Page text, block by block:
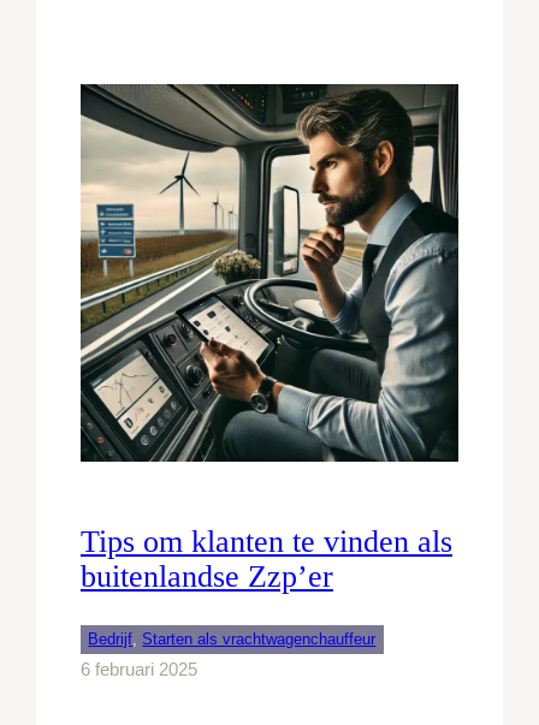
Tips om klanten te vinden als
buitenlandse Zzp’er
Bedrijf Starten als vrachtwagenchauffeur
6 februari 2025